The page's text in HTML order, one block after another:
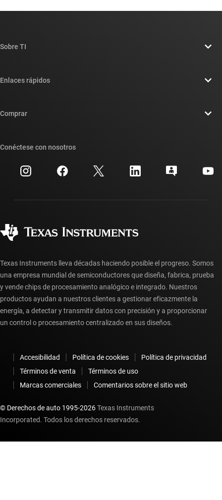
Sobre TI
Sala de redacción
Relaciones con los inversionistas
Fabricación
Enlaces rápidos
Búsqueda de referencias cruzadas
Centro de atención al cliente
Preguntas frecuentes sobre la cuenta myTI
Comprar
Preguntas frecuentes sobre pedidos
Conéctese con nosotros
Texas Instruments lleva décadas haciendo posible el progreso. Somos
una empresa mundial de semiconductores que diseña, fabrica, prueba
y vende chips de procesamiento analógico e integrado. Nuestros
productos ayudan a nuestros clientes a gestionar eficazmente la
energía, a detectar y transmitir datos con precisión y a proporcionar
un control o procesamiento centralizado en sus diseños.
Accesibilidad Política de cookies
Política de privacidad
Términos de venta
Términos de uso
Marcas comerciales
Comentarios sobre el sitio web
© Derechos de auto 1995-2026Texas Instruments
Incorporated. Todos los derechos reservados.